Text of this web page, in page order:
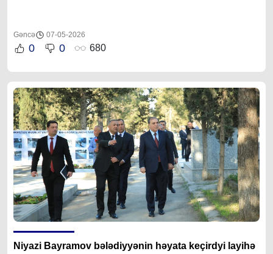
Gəncə 07-05-2026
0 0 680
Niyazi Bayramov bələdiyyənin həyata keçirdyi layihə